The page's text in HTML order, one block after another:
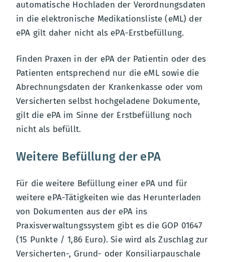
automatische Hochladen der Verordnungsdaten
in die elektronische Medikationsliste (eML) der
ePA gilt daher nicht als ePA-Erstbefüllung.
Finden Praxen in der ePA der Patientin oder des
Patienten entsprechend nur die eML sowie die
Abrechnungsdaten der Krankenkasse oder vom
Versicherten selbst hochgeladene Dokumente,
gilt die ePA im Sinne der Erstbefüllung noch
nicht als befüllt.
Weitere Befüllung der ePA
Für die weitere Befüllung einer ePA und für
weitere ePA-Tätigkeiten wie das Herunterladen
von Dokumenten aus der ePA ins
Praxisverwaltungssystem gibt es die GOP 01647
(15 Punkte / 1,86 Euro). Sie wird als Zuschlag zur
Versicherten-, Grund- oder Konsiliarpauschale